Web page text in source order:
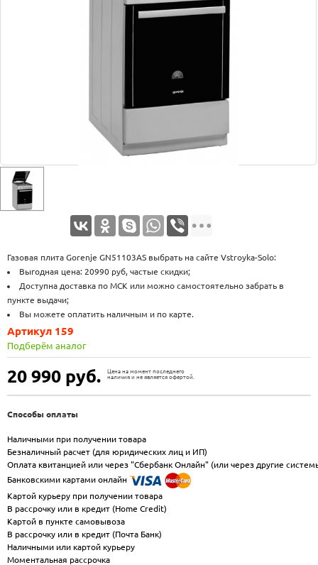
Газовая плита Gorenje GN51103AS выбрать на сайте Vstroyka-Solo:
Выгодная цена: 20990 руб, частые скидки;
Доступна доставка по МСК или можно самостоятельно забрать в
пункте выдачи;
Вы можете оплатить наличным и по карте.
20 990 руб.
Цена на момент последнего
наличия и не является офертой.
Артикул 159
Подберём аналог
Способы оплаты
Наличными при получении товара
Безналичный расчет (для юридических лиц и ИП)
Оплата квитанцией или через "Сбербанк Онлайн" (или через другие
Банковскими картами онлайн
Картой курьеру при получении товара
В рассрочку или в кредит (Home Credit)
Картой в пункте самовывоза
В рассрочку или в кредит (Почта Банк)
Наличными или картой курьеру
Моментальная рассрочка